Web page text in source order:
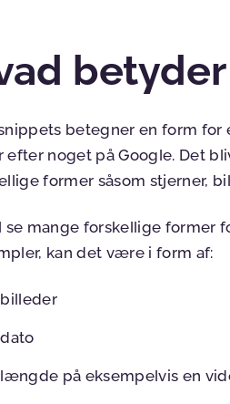
betegner en form
efter noget på Google. Det
former såsom stjerner,
se mange forskellige former
kan det være i form af:
billeder
dato
længde på eksempelvis en